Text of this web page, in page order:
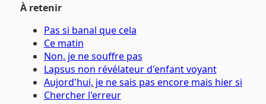
À retenir
Pas si banal que cela
Ce matin
Non, je ne souffre pas
Lapsus non révélateur d'enfant voyant
Aujord'hui, je ne sais pas encore mais hier si
Chercher l'erreur